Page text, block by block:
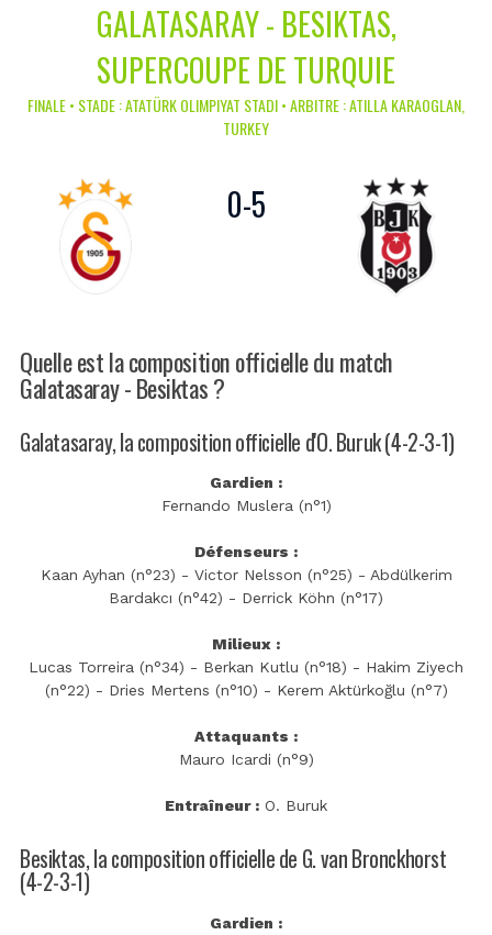
GALATASARAY - BESIKTAS,
SUPERCOUPE DE TURQUIE
FINALE • STADE : ATATÜRK OLIMPIYAT STADI • ARBITRE : ATILLA KARAOGLAN,
TURKEY
0-5
Quelle est la composition officielle du match
Galatasaray - Besiktas ?
Galatasaray, la composition officielle d'O. Buruk (4-2-3-1)
Gardien :
Fernando Muslera (n°1)
Défenseurs :
Kaan Ayhan (n°23) - Victor Nelsson (n°25) - Abdülkerim
Bardakcı (n°42) - Derrick Köhn (n°17)
Milieux :
Lucas Torreira (n°34) - Berkan Kutlu (n°18) - Hakim Ziyech
(n°22) - Dries Mertens (n°10) - Kerem Aktürkoğlu (n°7)
Attaquants :
Mauro Icardi (n°9)
Entraîneur : O. Buruk
Besiktas, la composition officielle de G. van Bronckhorst
(4-2-3-1)
Gardien :